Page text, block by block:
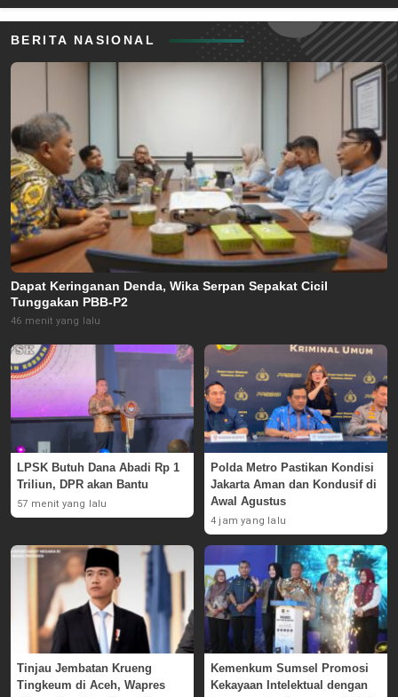
BERITA NASIONAL
Dapat Keringanan Denda, Wika Serpan Sepakat Cicil
Tunggakan PBB-P2
46 menit yang lalu
LPSK Butuh Dana Abadi Rp 1
Triliun, DPR akan Bantu
57 menit yang lalu
Polda Metro Pastikan Kondisi
Jakarta Aman dan Kondusif di
Awal Agustus
4 jam yang lalu
Tinjau Jembatan Krueng
Tingkeum di Aceh, Wapres
Kemenkum Sumsel Promosi
Kekayaan Intelektual dengan